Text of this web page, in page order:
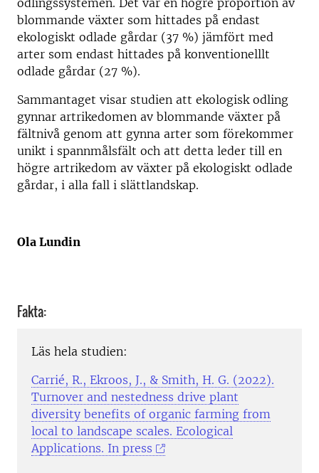
odlingssystemen. Det var en högre proportion av
blommande växter som hittades på endast
ekologiskt odlade gårdar (37 %) jämfört med
arter som endast hittades på konventionelllt
odlade gårdar (27 %).
Sammantaget visar studien att ekologisk odling
gynnar artrikedomen av blommande växter på
fältnivå genom att gynna arter som förekommer
unikt i spannmålsfält och att detta leder till en
högre artrikedom av växter på ekologiskt odlade
gårdar, i alla fall i slättlandskap.
Ola Lundin
Fakta:
Läs hela studien:
Carrié, R., Ekroos, J., & Smith, H. G. (2022).
Turnover and nestedness drive plant
diversity benefits of organic farming from
local to landscape scales. Ecological
Applications. In press